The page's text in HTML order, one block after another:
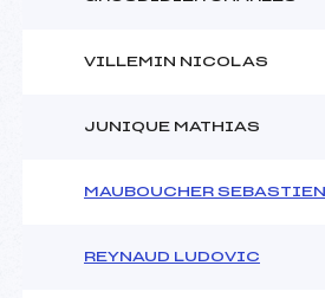
VILLEMIN NICOLAS
JUNIQUE MATHIAS
MAUBOUCHER SEBASTIEN
REYNAUD LUDOVIC